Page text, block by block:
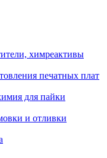
химреактивы
печатных плат
для пайки
и отливки